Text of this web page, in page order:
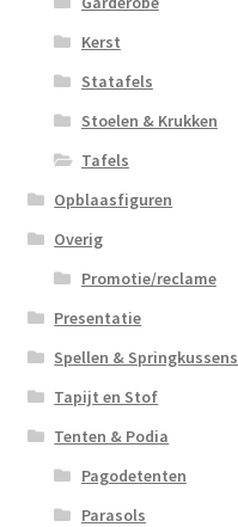
Kerst
Statafels
Stoelen & Krukken
Tafels
Opblaasfiguren
Overig
Promotie/reclame
Presentatie
Spellen & Springkussens
Tapijt en Stof
Tenten & Podia
Pagodetenten
Parasols